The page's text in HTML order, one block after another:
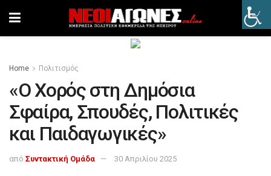
Home Πολιτισμός
«Ο Χορός στη Δημόσια
Σφαίρα, Σπουδές, Πολιτικές
και Παιδαγωγικές»
από Συντακτική Ομάδα 30 Απριλίου 2025